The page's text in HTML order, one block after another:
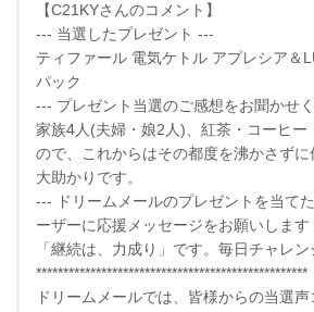
【C21KYさんのコメント】
--- 当選したプレゼント ---
ティファール 電気ケトル アプレシア＆
パック
--- プレゼント当選のご感想をお聞かせ
家族4人(夫婦・娘2人)、紅茶・コーヒー
ので、これからはその都度を沸かさず
大助かりです。
--- ドリームメールのプレゼントを当て
ーザーに応援メッセージをお願いします
「継続は、力成り」です。毎日チャレン
**************************************************
ドリームメールでは、皆様からの当選